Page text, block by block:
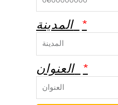
المدينة
العنوان